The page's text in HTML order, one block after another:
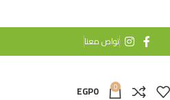
تواص معنا
0
EGP0